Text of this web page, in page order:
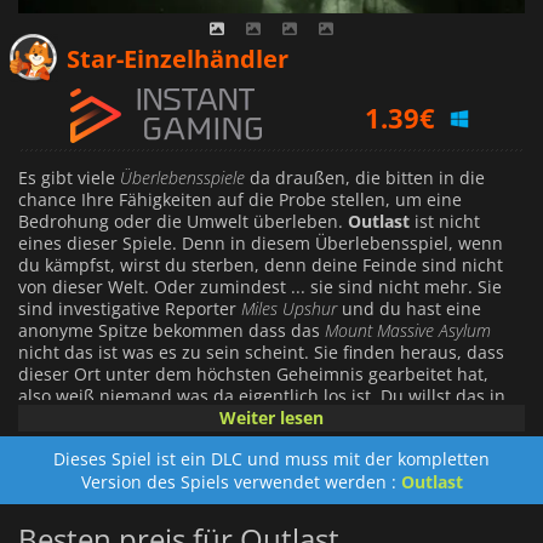
Star-Einzelhändler
1.39€
1.44€
Es gibt viele Überlebensspiele da draußen, die bitten in die
chance Ihre Fähigkeiten auf die Probe stellen, um eine
Bedrohung oder die Umwelt überleben. Outlast ist nicht
eines dieser Spiele. Denn in diesem Überlebensspiel, wenn
du kämpfst, wirst du sterben, denn deine Feinde sind nicht
von dieser Welt. Oder zumindest ... sie sind nicht mehr. Sie
sind investigative Reporter Miles Upshurund du hast eine
anonyme Spitze bekommen dass das Mount Massive Asylum
nicht das ist was es zu sein scheint. Sie finden heraus, dass
dieser Ort unter dem höchsten Geheimnis gearbeitet hat,
also weiß niemand was da eigentlich los ist. Du willst das in
einer großen Weise ändern. Aber wen du an die Stelle gehst
und in die Institution einbrechst, ist die Wahrheit viel
schrecklicher als alles was man sich vorstellen kann. Denn die
Insassen des Asyls werden erprobt und die Ergebnisse sind
wirklich schrecklich und du müsst diese Leute für das was sie
sind verraten. Aber das ist nicht wo die Geschichte endet, in
Weiter lesen
Dieses Spiel ist ein DLC und muss mit der kompletten
Version des Spiels verwendet werden : Outlast